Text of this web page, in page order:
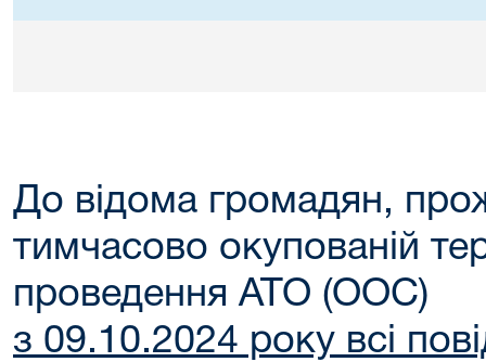
До відома громадян,
тимчасово окупованій
проведення АТО (ООС)
з 09.10.2024 року всі